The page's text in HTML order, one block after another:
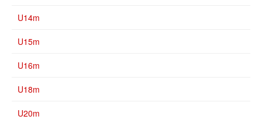
U14m
U15m
U16m
U18m
U20m